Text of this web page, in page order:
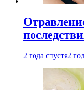
2 года спустя2